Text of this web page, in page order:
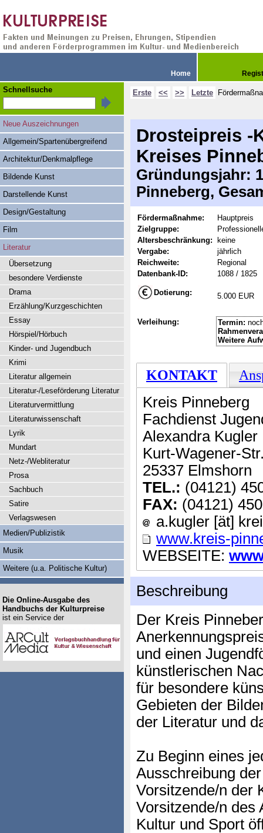
Home
Erste << >> Letzte
Drosteipreis -
Kreises
Gründungsjahr:
Pinneberg,
Fördermaßnahme:
Hauptpreis
Zielgruppe:
Altersbeschränkung:
keine
Vergabe:
jährlich
Reichweite:
Regional
Datenbank-ID:
1088 / 1825
Dotierung: 5.000 EUR
Verleihung: Termin:
Weitere
KONTAKT
Kreis Pinneberg
Fachdienst
Alexandra Kugler
Kurt-Wagener-
25337 Elmshorn
TEL.: (04121)
FAX: (04121)
a.kugler [ät]
www.kreis-
WEBSEITE:
Beschreibung
Der Kreis
und einen
künstlerischen
für besondere
Gebieten der
der Literatur und
Zu Beginn eines
Ausschreibung
Vorsitzende/n der
Vorsitzende/n des
Kultur und Sport
Schnellsuche
Neue Auszeichnungen
Allgemein/Spartenübergreifend
Architektur/Denkmalpflege
Bildende Kunst
Darstellende Kunst
Design/Gestaltung
Film
Literatur
Übersetzung
besondere Verdienste
Drama
Erzählung/Kurzgeschichten
Essay
Hörspiel/Hörbuch
Kinder- und Jugendbuch
Krimi
Literatur allgemein
Literatur-/Leseförderung Literatur
Literaturvermittlung
Literaturwissenschaft
Lyrik
Mundart
Netz-/Webliteratur
Prosa
Sachbuch
Satire
Verlagswesen
Medien/Publizistik
Musik
Weitere (u.a. Politische Kultur)
Die Online-Ausgabe des
Handbuchs der Kulturpreise
ist ein Service der